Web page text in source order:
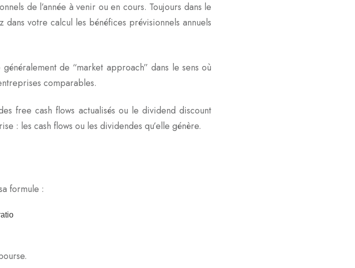
de l’année à venir ou en cours. Toujours dans le
votre calcul les bénéfices prévisionnels annuels
de “market approach” dans le sens où
comparables.
free cash flows actualisés ou le dividend discount
: les cash flows ou les dividendes qu’elle génère.
formule :